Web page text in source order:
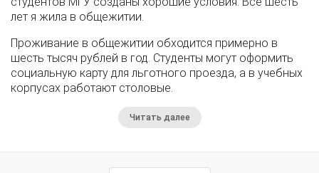
лет я жила в общежитии.
Проживание в общежитии обходится примерно в
шесть тысяч рублей в год. Студенты могут оформить
социальную карту для льготного проезда, а в учебных
корпусах работают столовые.
Читать далее